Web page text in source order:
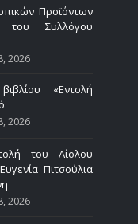
Προϊόντων
του Συλλόγου
2026
«Εντολή
2026
του Αίολου
Πιτσούλια
2026